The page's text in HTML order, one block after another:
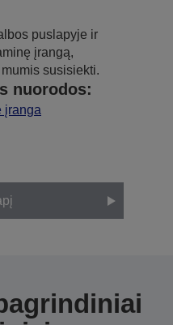
puslapyje ir
įrangą,
susisiekti.
nuorodos:
įranga